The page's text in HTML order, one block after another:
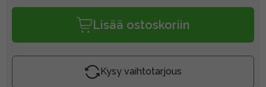
Lisää ostoskoriin
Kysy vaihtotarjous